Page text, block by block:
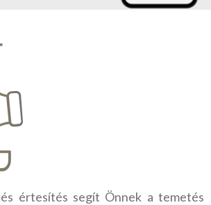
értesítés segít Önnek a temetés